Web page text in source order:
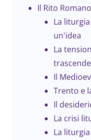
Il Rito Romano
La
un'idea
La
Il
Trento e
Il
La crisi
La